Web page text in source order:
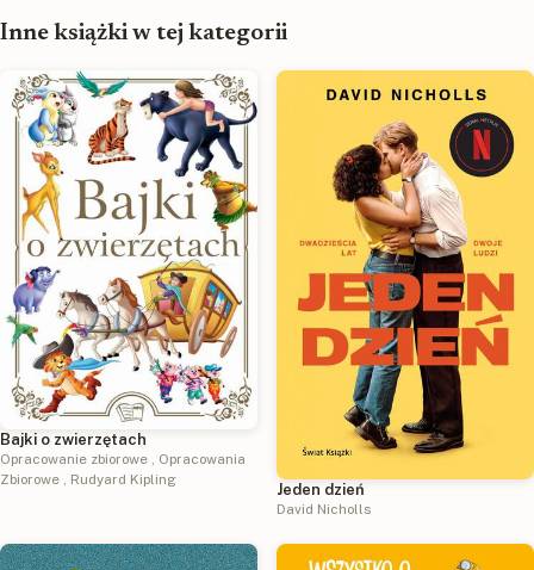
Inne książki w tej kategorii
Bajki o zwierzętach
Opracowanie zbiorowe , Opracowania
Zbiorowe , Rudyard Kipling
Jeden dzień
David Nicholls